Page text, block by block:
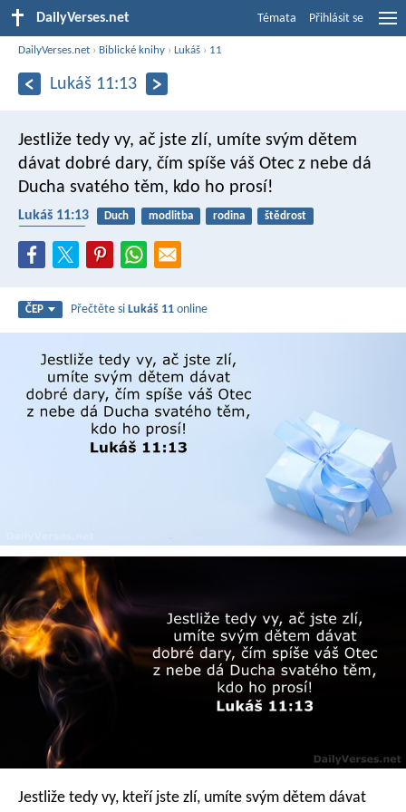
DailyVerses.net Témata Přihlásit se
DailyVerses.net › Biblické knihy ›Lukáš › 11
Lukáš 11:13
Jestliže tedy vy, ač jste zlí, umíte svým dětem
dávat dobré dary, čím spíše váš Otec z nebe dá
Ducha svatého těm, kdo ho prosí!
Lukáš 11:13 Duch modlitba rodina
štědrost
ČEP Přečtěte siLukáš 11 online
Jestliže tedy vy, kteří jste zlí, umíte svým dětem dávat